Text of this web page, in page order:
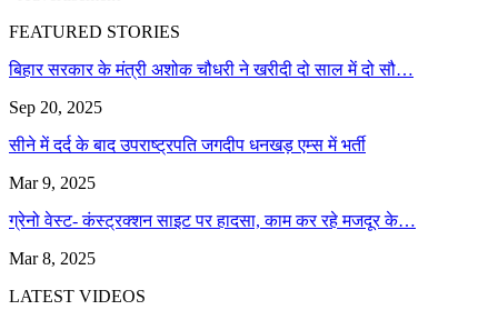
FEATURED STORIES
बिहार सरकार के मंत्री अशोक चौधरी ने खरीदी दो साल में दो सौ…
Sep 20, 2025
सीने में दर्द के बाद उपराष्ट्रपति जगदीप धनखड़ एम्स में भर्ती
Mar 9, 2025
ग्रेनो वेस्ट- कंस्ट्रक्शन साइट पर हादसा, काम कर रहे मजदूर के…
Mar 8, 2025
LATEST VIDEOS